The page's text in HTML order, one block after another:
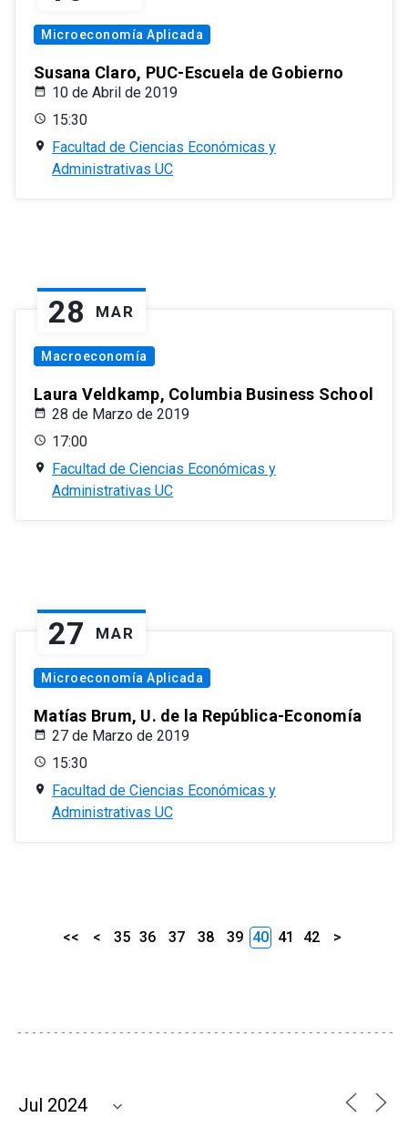
Microeconomía Aplicada
Susana Claro, PUC-Escuela de Gobierno
10 de Abril de 2019
15:30
Facultad de Ciencias Económicas y
Administrativas UC
28 MAR
Macroeconomía
Laura Veldkamp, Columbia Business School
28 de Marzo de 2019
17:00
Facultad de Ciencias Económicas y
Administrativas UC
27 MAR
Microeconomía Aplicada
Matías Brum, U. de la República-Economía
27 de Marzo de 2019
15:30
Facultad de Ciencias Económicas y
Administrativas UC
<< < 35 36 37 38 39 40 41 42 >